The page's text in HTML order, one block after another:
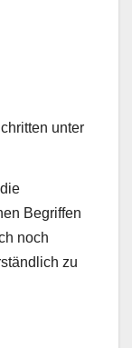
unter
Begriffen
noch
zu